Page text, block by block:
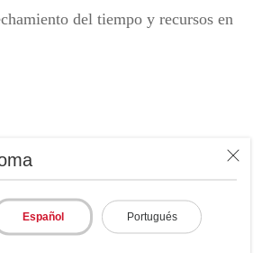
Español Portugués
del tiempo y recursos en
comprometidos con su desarrollo
Ofrecemos
soluciones
que se adaptan a las